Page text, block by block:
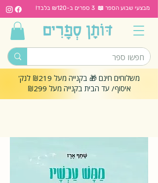
מבצעי שבוע הספר 📖 3 ספרים ב-₪120 בלבד!
משלוחים חינם 🎁 בקנייה מעל ₪219 לנק'
איסוף/ עד הבית בקנייה מעל ₪299